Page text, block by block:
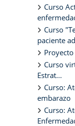
Curso
Curso
paciente
Proyecto
Curso
Estrat...
Curso:
embarazo
Curso: